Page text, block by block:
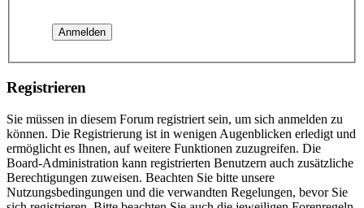
Registrieren
Sie müssen in diesem Forum registriert sein, um sich anmelden zu
können. Die Registrierung ist in wenigen Augenblicken erledigt und
ermöglicht es Ihnen, auf weitere Funktionen zuzugreifen. Die
Board-Administration kann registrierten Benutzern auch zusätzliche
Berechtigungen zuweisen. Beachten Sie bitte unsere
Nutzungsbedingungen und die verwandten Regelungen, bevor Sie